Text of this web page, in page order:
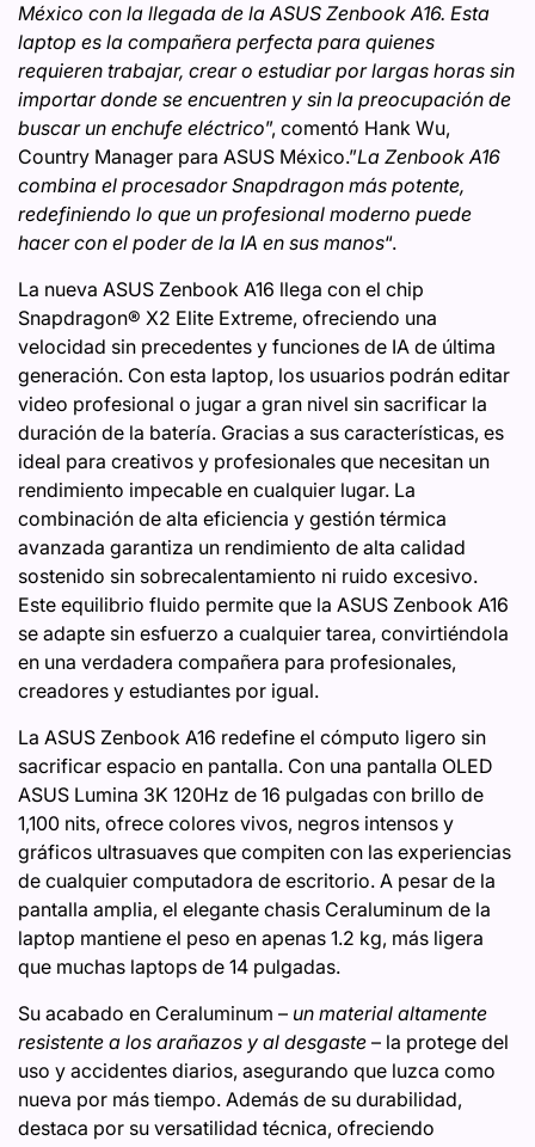
México con la llegada de la ASUS Zenbook A16. Esta
laptop es la compañera perfecta para quienes
requieren trabajar, crear o estudiar por largas horas sin
importar donde se encuentren y sin la preocupación de
buscar un enchufe eléctrico”, comentó Hank Wu,
Country Manager para ASUS México.”La Zenbook A16
combina el procesador Snapdragon más potente,
redefiniendo lo que un profesional moderno puede
hacer con el poder de la IA en sus manos“.
La nueva ASUS Zenbook A16 llega con el chip
Snapdragon® X2 Elite Extreme, ofreciendo una
velocidad sin precedentes y funciones de IA de última
generación. Con esta laptop, los usuarios podrán editar
video profesional o jugar a gran nivel sin sacrificar la
duración de la batería. Gracias a sus características, es
ideal para creativos y profesionales que necesitan un
rendimiento impecable en cualquier lugar. La
combinación de alta eficiencia y gestión térmica
avanzada garantiza un rendimiento de alta calidad
sostenido sin sobrecalentamiento ni ruido excesivo.
Este equilibrio fluido permite que la ASUS Zenbook A16
se adapte sin esfuerzo a cualquier tarea, convirtiéndola
en una verdadera compañera para profesionales,
creadores y estudiantes por igual.
La ASUS Zenbook A16 redefine el cómputo ligero sin
sacrificar espacio en pantalla. Con una pantalla OLED
ASUS Lumina 3K 120Hz de 16 pulgadas con brillo de
1,100 nits, ofrece colores vivos, negros intensos y
gráficos ultrasuaves que compiten con las experiencias
de cualquier computadora de escritorio. A pesar de la
pantalla amplia, el elegante chasis Ceraluminum de la
laptop mantiene el peso en apenas 1.2 kg, más ligera
que muchas laptops de 14 pulgadas.
Su acabado en Ceraluminum – un material altamente
resistente a los arañazos y al desgaste – la protege del
uso y accidentes diarios, asegurando que luzca como
nueva por más tiempo. Además de su durabilidad,
destaca por su versatilidad técnica, ofreciendo